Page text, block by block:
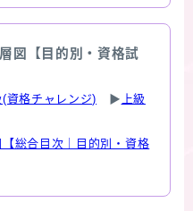
図【目的別・資格試
(資格チャレンジ) ▶ 上級
総合目次｜目的別・資格